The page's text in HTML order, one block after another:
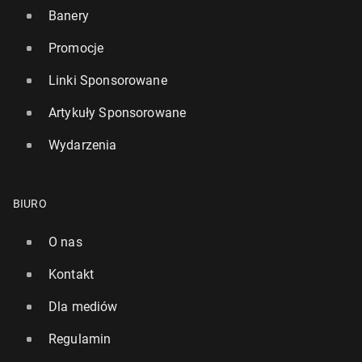
Banery
Promocje
Linki Sponsorowane
Artykuły Sponsorowane
Wydarzenia
BIURO
O nas
Kontakt
Dla mediów
Regulamin